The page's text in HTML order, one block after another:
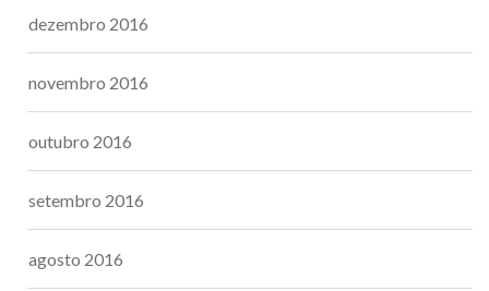
dezembro 2016
novembro 2016
outubro 2016
setembro 2016
agosto 2016